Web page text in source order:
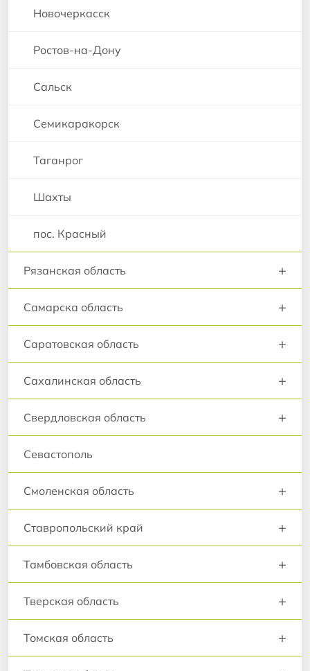
Новочеркасск
Ростов-на-Дону
Сальск
Семикаракорск
Таганрог
Шахты
пос. Красный
Рязанская область +
Самарска область +
Саратовская область +
Сахалинская область +
Свердловская область +
Севастополь
Смоленская область +
Ставропольский край +
Тамбовская область +
Тверская область +
Томская область +